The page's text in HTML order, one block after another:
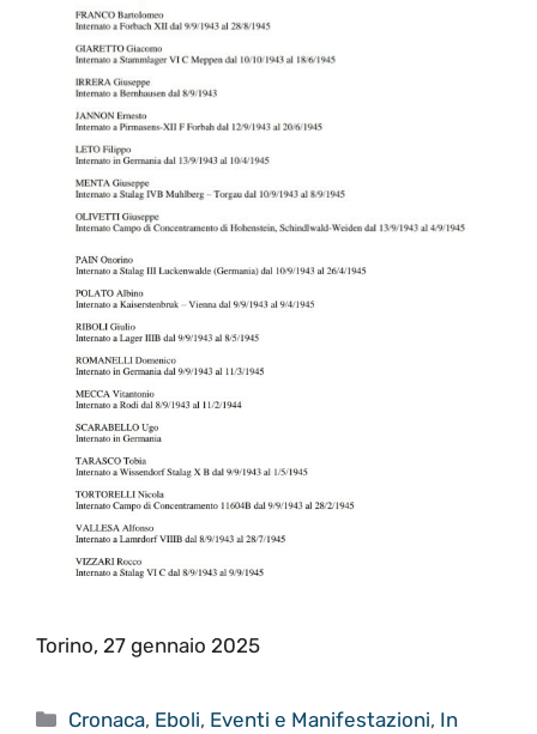
Torino, 27 gennaio 2025
Categorie
Cronaca, Eboli, Eventi e Manifestazioni, In